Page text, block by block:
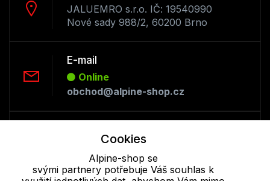
JALUEMRO s.r.o. IČ: 19540990
Nové sady 988/2, 60200 Brno
E-mail
Online
obchod@alpine-shop.cz
Offline
+420 530 334 493
Cookies
Alpine-shop se
svými partnery potřebuje Váš souhlas k